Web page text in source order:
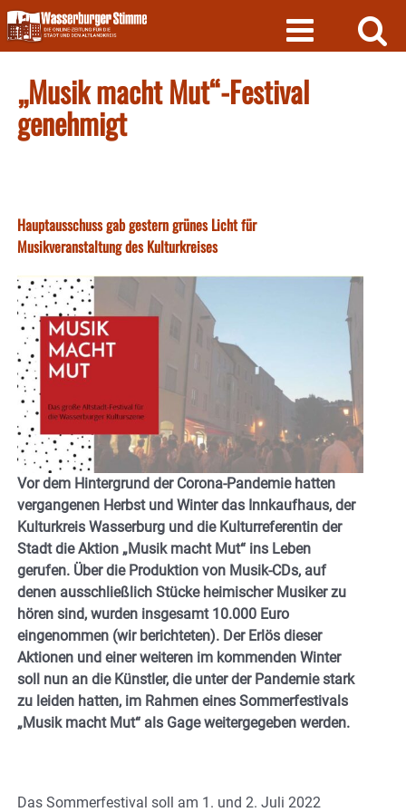
Skip
to
content
„Musik macht Mut“-Festival
genehmigt
Hauptausschuss gab gestern grünes Licht für
Musikveranstaltung des Kulturkreises
Vor dem Hintergrund der Corona-Pandemie hatten
vergangenen Herbst und Winter das Innkaufhaus, der
Kulturkreis Wasserburg und die Kulturreferentin der
Stadt die Aktion „Musik macht Mut“ ins Leben
gerufen. Über die Produktion von Musik-CDs, auf
denen ausschließlich Stücke heimischer Musiker zu
hören sind, wurden insgesamt 10.000 Euro
eingenommen (wir berichteten). Der Erlös dieser
Aktionen und einer weiteren im kommenden Winter
soll nun an die Künstler, die unter der Pandemie stark
zu leiden hatten, im Rahmen eines Sommerfestivals
„Musik macht Mut“ als Gage weitergegeben werden.
Das Sommerfestival soll am 1. und 2. Juli 2022